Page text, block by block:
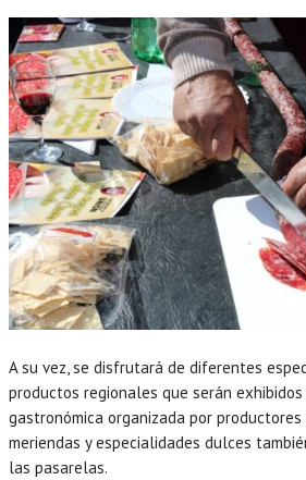
A su vez, se disfrutará de diferentes
productos regionales que serán
gastronómica organizada por productores
meriendas y especialidades dulces
las pasarelas.